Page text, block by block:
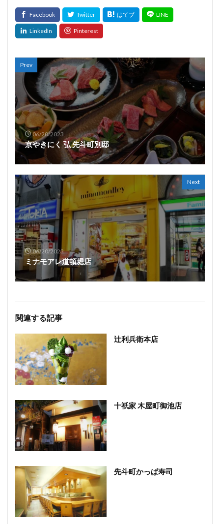
Prev
06/20/2023
京やきにく 弘 先斗町別邸
Next
06/20/2023
ミナモアレ道頓堀店
関連する記事
辻利兵衛本店
十祇家 木屋町御池店
先斗町かっぱ寿司